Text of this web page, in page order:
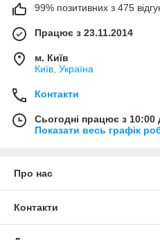
99% позитивних з 475
Працює з 23.11.2014
м. Київ
Київ, Україна
Контакти
Сьогодні працює з 10:00
Показати весь графік
Про нас
Контакти